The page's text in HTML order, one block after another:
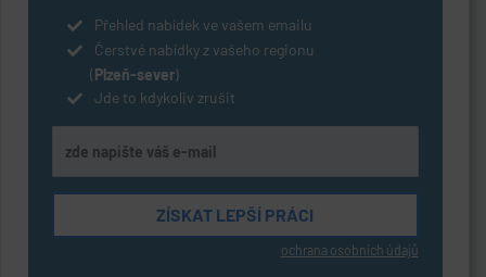
Přehled nabídek ve vašem emailu
Čerstvé nabídky z vašeho regionu
(Plzeň-sever)
Jde to kdykoliv zrušit
ochrana osobních údajů